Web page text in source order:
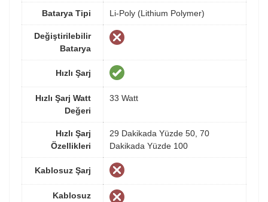
Batarya Tipi Li-Poly (Lithium Polymer)
Değiştirilebilir
Batarya
Hızlı Şarj
Hızlı Şarj Watt
Değeri
33 Watt
Hızlı Şarj
Özellikleri
29 Dakikada Yüzde 50, 70
Dakikada Yüzde 100
Kablosuz Şarj
Kablosuz